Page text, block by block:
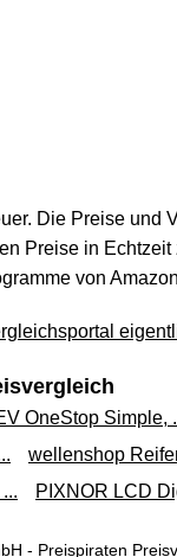
Die Preise und
Preise in
von
OneStop Simple,
wellenshop
PIXNOR LCD
- Preispiraten